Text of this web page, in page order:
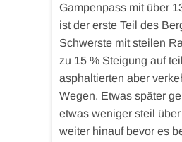
Gampenpass mit über
ist der erste Teil des
Schwerste mit steilen
zu 15 % Steigung auf
asphaltierten aber
Wegen. Etwas später
etwas weniger steil
weiter hinauf bevor es